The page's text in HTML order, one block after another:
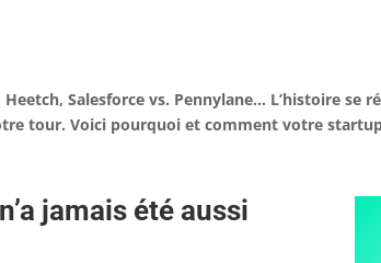
Salesforce vs. Pennylane… L’histoire
tour. Voici pourquoi et comment votre
jamais été aussi